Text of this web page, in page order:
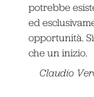
potrebbe
ed
opportunità.
che un inizio.
Claudio